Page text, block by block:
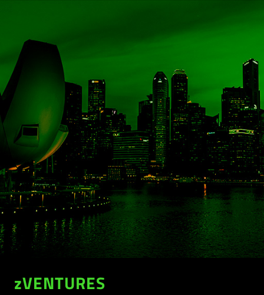
zVENTURES